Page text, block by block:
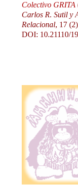
Colectivo GRITA
Carlos R. Sutil y
Relacional, 17
DOI: 10.21110/